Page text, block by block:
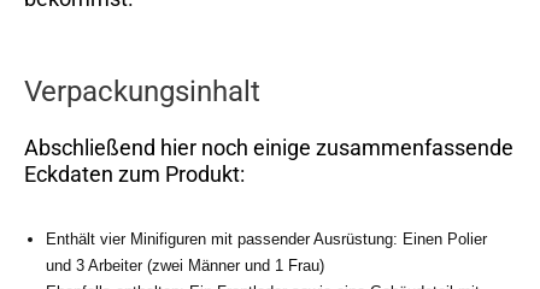
Verpackungsinhalt
Abschließend hier noch einige zusammenfassende
Eckdaten zum Produkt:
Enthält vier Minifiguren mit passender Ausrüstung: Einen Polier
und 3 Arbeiter (zwei Männer und 1 Frau)